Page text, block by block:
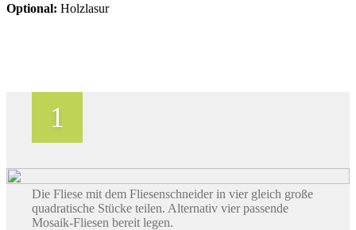
Optional: Holzlasur
Die Fliese mit dem Fliesenschneider in vier gleich große
quadratische Stücke teilen. Alternativ vier passende
Mosaik-Fliesen bereit legen.